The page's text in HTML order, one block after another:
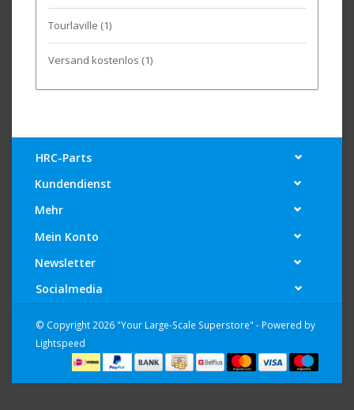
Tourlaville (1)
Versand kostenlos (1)
HRC-Parts
Kundendienst
Mehr
Mein Konto
Newsletter
Socialmedia
© Copyright 2026 "Your Large-Scale Superstore" - Powered by
Lightspeed